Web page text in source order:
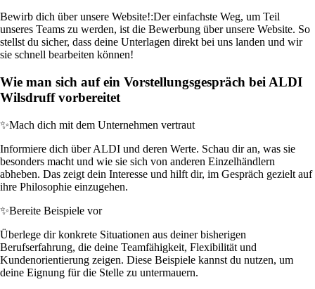
Bewirb dich über unsere Website!:Der einfachste Weg, um Teil
unseres Teams zu werden, ist die Bewerbung über unsere Website. So
stellst du sicher, dass deine Unterlagen direkt bei uns landen und wir
sie schnell bearbeiten können!
Wie man sich auf ein Vorstellungsgespräch bei ALDI
Wilsdruff vorbereitet
✨Mach dich mit dem Unternehmen vertraut
Informiere dich über ALDI und deren Werte. Schau dir an, was sie
besonders macht und wie sie sich von anderen Einzelhändlern
abheben. Das zeigt dein Interesse und hilft dir, im Gespräch gezielt auf
ihre Philosophie einzugehen.
✨Bereite Beispiele vor
Überlege dir konkrete Situationen aus deiner bisherigen
Berufserfahrung, die deine Teamfähigkeit, Flexibilität und
Kundenorientierung zeigen. Diese Beispiele kannst du nutzen, um
deine Eignung für die Stelle zu untermauern.